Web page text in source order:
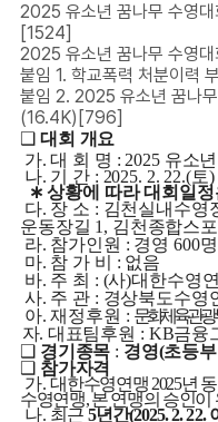
2025 유소년 꿈나무 수영
[1524]
2025 유소년 꿈나무 수영
붙임 1. 학교폭력 처분이력
붙임 2. 2025 유소년 꿈나
(16.4K) [796]
❑ 대회 개요
가.대 회 명 : 2025 유소
나. 기 간 : 2025. 2. 22.(토)
∗상황에 따라 대회일
다. 장 소 : 김천실내수영
운동장길 1, 김천종합스
라. 참가인원 : 경영600명
마. 참 가 비 : 없음
바. 주 최 : (사)대한수영
사. 주 관 : 경상북도수영
아.재정후원 : 문화체육관광
자. 대표팀후원 : KB금융
❑ 경기종목 : 경영(초등부
❑ 참가자격
가.대한수영연맹 2025년
수영연맹,본 연맹의 승인이
나.최근 5년간(2025. 2. 22.